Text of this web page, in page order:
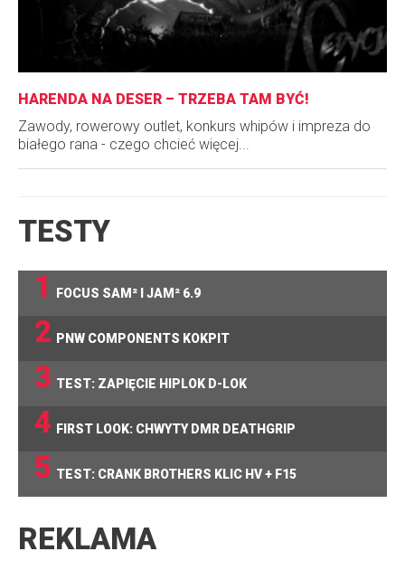
HARENDA NA DESER – TRZEBA TAM BYĆ!
Zawody, rowerowy outlet, konkurs whipów i impreza do
białego rana - czego chcieć więcej...
TESTY
1
FOCUS SAM² I JAM² 6.9
2 PNW COMPONENTS KOKPIT
3 TEST: ZAPIĘCIE HIPLOK D-LOK
4 FIRST LOOK: CHWYTY DMR DEATHGRIP
5 TEST: CRANK BROTHERS KLIC HV + F15
REKLAMA